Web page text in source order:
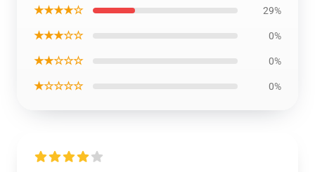
★★★★☆ 29%
★★★☆☆ 0%
★★☆☆☆ 0%
★☆☆☆☆ 0%